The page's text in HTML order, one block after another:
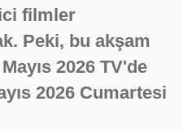
filmler
Peki, bu akşam
2026 TV'de
2026 Cumartesi